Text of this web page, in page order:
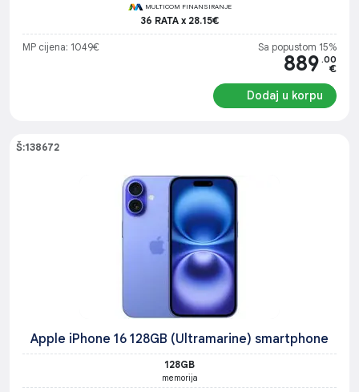
MULTICOM FINANSIRANJE
36 RATA x 28.15€
MP cijena: 1049€ Sa popustom 15%
889 .00
€
Dodaj u korpu
Š:138672
Apple iPhone 16 128GB (Ultramarine) smartphone
128GB
memorija